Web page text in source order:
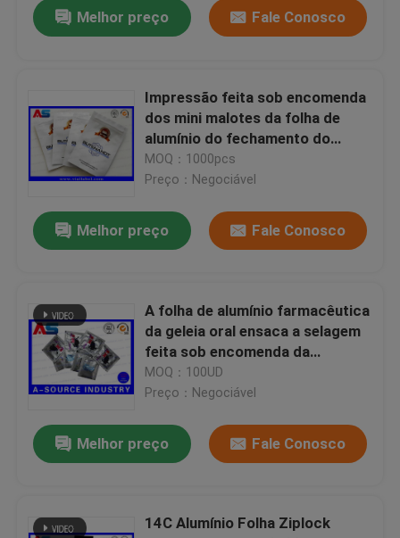
Melhor preço Fale Conosco
Impressão feita sob encomenda
dos mini malotes da folha de
alumínio do fechamento do
fecho de
correr/empacotamento
tabuleta
MOQ：1000pcs
Preço：Negociável
Melhor preço Fale Conosco
A folha de alumínio farmacêutica
da geleia oral ensaca a selagem
feita sob encomenda da
impressão do logotipo 4 lados/
MOQ：100UD
Preço：Negociável
Melhor preço Fale Conosco
14C Alumínio Folha Ziplock